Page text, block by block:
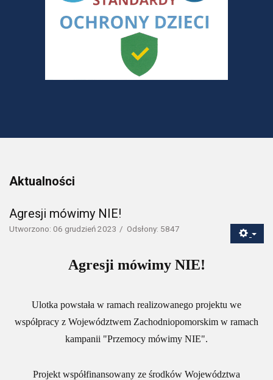
Aktualności
Agresji mówimy NIE!
Utworzono: 06 grudzień 2023 Odsłony: 5847
Agresji mówimy NIE!
Ulotka powstała w ramach realizowanego projektu we
współpracy z Województwem Zachodniopomorskim w ramach
kampanii "Przemocy mówimy NIE".
Projekt współfinansowany ze środków Województwa